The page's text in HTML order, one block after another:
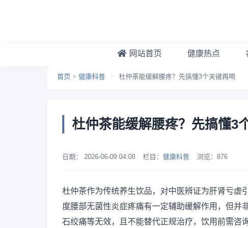
网站首页 健康热点
首页 > 健康科普 > 杜仲茶能缓解腰疼？先搞懂3个关键再喝
杜仲茶能缓解腰疼？先搞懂3
日期： 2026-06-09 04:08 栏目： 健康科普 浏览： 876
杜仲茶作为传统养生饮品，对中医辨证为肝肾亏虚
度腰部无菌性炎症疼痛有一定辅助缓解作用，但并
石绞痛等无效，且不能替代正规治疗，饮用前需咨